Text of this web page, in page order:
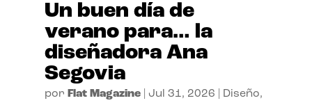
Un buen día de
verano para… la
diseñadora Ana
Segovia
por Flat Magazine| Jul 31, 2026 Diseño,